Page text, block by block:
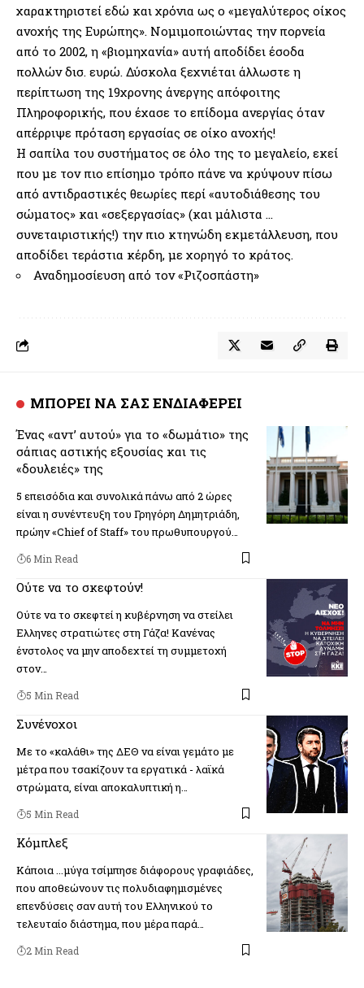
χαρακτηριστεί εδώ και χρόνια ως ο «μεγαλύτερος οίκος
ανοχής της Ευρώπης». Νομιμοποιώντας την πορνεία
από το 2002, η «βιομηχανία» αυτή αποδίδει έσοδα
πολλών δισ. ευρώ. Δύσκολα ξεχνιέται άλλωστε η
περίπτωση της 19χρονης άνεργης απόφοιτης
Πληροφορικής, που έχασε το επίδομα ανεργίας όταν
απέρριψε πρόταση εργασίας σε οίκο ανοχής!
Η σαπίλα του συστήματος σε όλο της το μεγαλείο, εκεί
που με τον πιο επίσημο τρόπο πάνε να κρύψουν πίσω
από αντιδραστικές θεωρίες περί «αυτοδιάθεσης του
σώματος» και «σεξεργασίας» (και μάλιστα …
συνεταιριστικής!) την πιο κτηνώδη εκμετάλλευση, που
αποδίδει τεράστια κέρδη, με χορηγό το κράτος.
Αναδημοσίευση από τον «Ριζοσπάστη»
ΜΠΟΡΕΙ ΝΑ ΣΑΣ ΕΝΔΙΑΦΕΡΕΙ
Ένας «αντ’ αυτού» για το «δωμάτιο» της
σάπιας αστικής εξουσίας και τις
«δουλειές» της
5 επεισόδια και συνολικά πάνω από 2 ώρες
είναι η συνέντευξη του Γρηγόρη Δημητριάδη,
πρώην «Chief of Staff» του πρωθυπουργού…
6 Min Read
Ούτε να το σκεφτούν!
Ούτε να το σκεφτεί η κυβέρνηση να στείλει
Ελληνες στρατιώτες στη Γάζα! Κανένας
ένστολος να μην αποδεχτεί τη συμμετοχή
στον…
5 Min Read
Συνένοχοι
Με το «καλάθι» της ΔΕΘ να είναι γεμάτο με
μέτρα που τσακίζουν τα εργατικά - λαϊκά
στρώματα, είναι αποκαλυπτική η…
5 Min Read
Κόμπλεξ
Κάποια ...μύγα τσίμπησε διάφορους γραφιάδες,
που αποθεώνουν τις πολυδιαφημισμένες
επενδύσεις σαν αυτή του Ελληνικού το
τελευταίο διάστημα, που μέρα παρά…
2 Min Read